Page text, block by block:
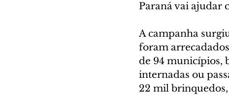
Paraná vai ajudar
A campanha
foram
de 94 municípios,
internadas ou
22 mil brinquedos,